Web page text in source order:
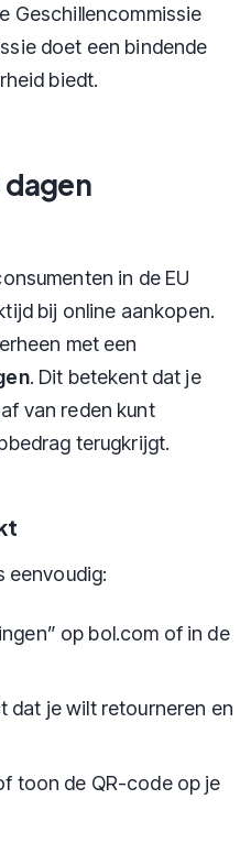
Geschillencommissie
doet een bindende
biedt.
in de EU
bij online aankopen.
met een
. Dit betekent dat je
van reden kunt
terugkrijgt.
eenvoudig:
op bol.com of in de
dat je wilt retourneren en
toon de QR-code op je